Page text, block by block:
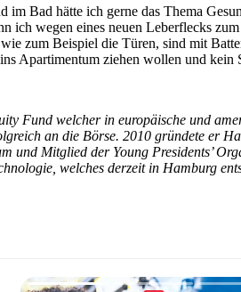
Bad hätte ich gerne das Thema
ich wegen eines neuen Leberflecks
zum Beispiel die Türen, sind mit
Apartimentum ziehen wollen und
Fund welcher in europäische und
an die Börse. 2010 gründete er
Mitglied der Young Presidents’
welches derzeit in Hamburg